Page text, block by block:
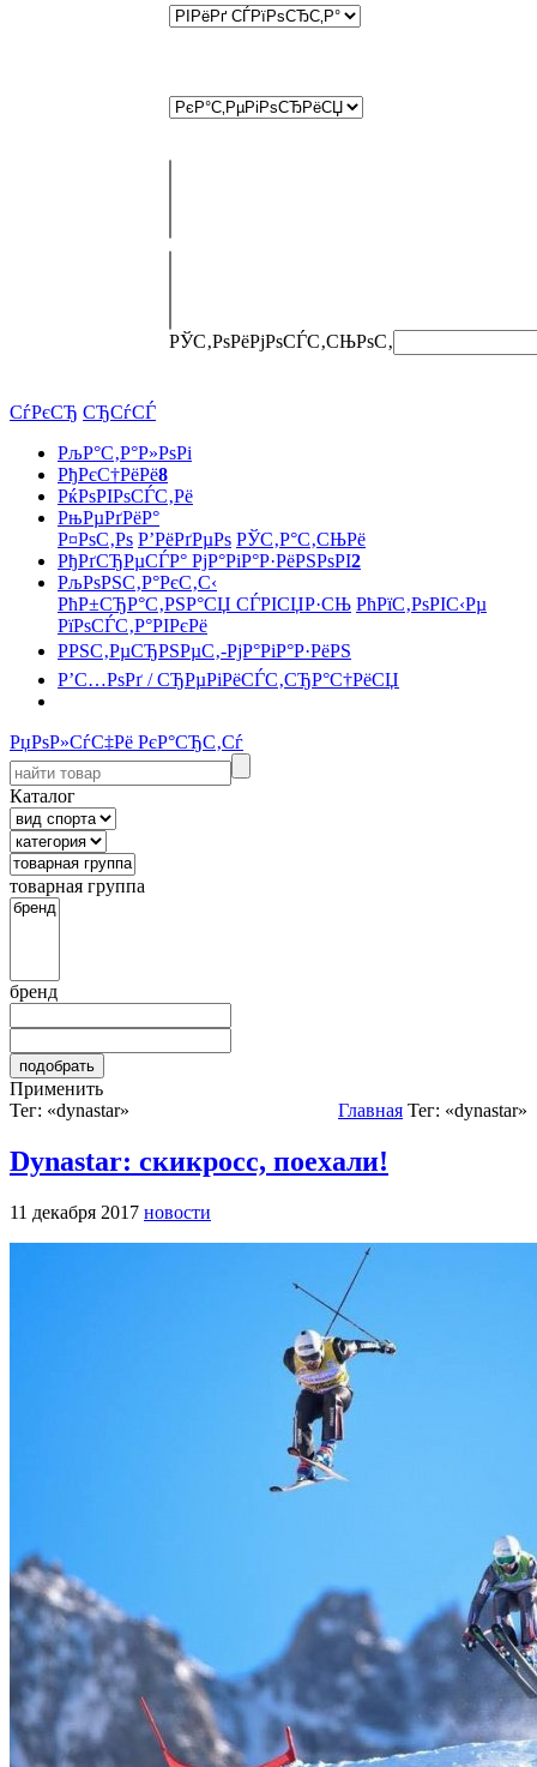
РЎС‚РѕРёРјРѕСЃС‚СЊРѕС‚
СѓРєСЂ СЂСѓСЃ
РљР°С‚Р°Р»РѕРі
РђРєС†РёРё8
РќРѕРІРѕСЃС‚Рё
РњРµРґРёР°
Р¤РѕС‚Рѕ Р’РёРґРµРѕ РЎС‚Р°С‚СЊРё
РђРґСЂРµСЃР° РјР°РіР°Р·РёРЅРѕРІ2
РљРѕРЅС‚Р°РєС‚С‹
РћР±СЂР°С‚РЅР°СЏ СЃРІСЏР·СЊ РћРїС‚РѕРІС‹Рµ
РїРѕСЃС‚Р°РІРєРё
РРЅС‚РµСЂРЅРµС‚-РјР°РіР°Р·РёРЅ
Р’С…РѕРґ / СЂРµРіРёСЃС‚СЂР°С†РёСЏ
РџРѕР»СѓС‡Рё РєР°СЂС‚Сѓ
Каталог
товарная группа
бренд
Применить
Тег: «dynastar»
Главная Тег: «dynastar»
Dynastar: скикросс, поехали!
11 декабря 2017 новости